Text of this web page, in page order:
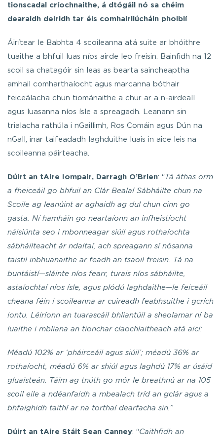
tionscadal críochnaithe, á dtógáil nó sa chéim
dearaidh deiridh tar éis comhairliúcháin phoiblí
Áirítear le Babhta 4 scoileanna atá suite ar bhóithre
tuaithe a bhfuil luas níos airde leo freisin. Bainfidh na 12
scoil sa chatagóir sin leas as bearta saincheaptha
amhail comharthaíocht agus marcanna bóthair
feiceálacha chun tiománaithe a chur ar a n-airdeall
agus luasanna níos ísle a spreagadh. Leanann sin
trialacha rathúla i nGaillimh, Ros Comáin agus Dún na
nGall, inar taifeadadh laghduithe luais in aice leis na
scoileanna páirteacha.
Dúirt an tAire Iompair, Darragh O’Brien: “ Tá áthas orm
a fheiceáil go bhfuil an Clár Bealaí Sábháilte chun na
Scoile ag leanúint ar aghaidh ag dul chun cinn go
gasta. Ní hamháin go neartaíonn an infheistíocht
náisiúnta seo i mbonneagar siúil agus rothaíochta
sábháilteacht ár ndaltaí, ach spreagann sí nósanna
taistil inbhuanaithe ar feadh an tsaoil freisin. Tá na
buntáistí—sláinte níos fearr, turais níos sábháilte,
astaíochtaí níos ísle, agus plódú laghdaithe—le feiceáil
cheana féin i scoileanna ar cuireadh feabhsuithe i gcrích
iontu. Léiríonn an tuarascáil bhliantúil a sheolamar ní ba
luaithe i mbliana an tionchar claochlaitheach atá aici:
Méadú 102% ar ‘pháirceáil agus siúil’; méadú 36% ar
rothaíocht, méadú 6% ar shiúl agus laghdú 17% ar úsáid
gluaisteán. Táim ag tnúth go mór le breathnú ar na 105
scoil eile a ndéanfaidh a mbealach tríd an gclár agus a
bhfaighidh taithí ar na torthaí dearfacha sin.”
Dúirt an tAire Stáit Sean Canney: “Caithfidh an